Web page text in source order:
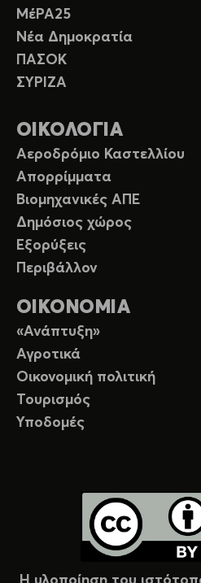
ΜέΡΑ25
Νέα Δημοκρατία
ΠΑΣΟΚ
ΣΥΡΙΖΑ
ΟΙΚΟΛΟΓΙΑ
Αεροδρόμιο Καστελλίου
Απορρίμματα
Βιομηχανικές ΑΠΕ
Δημόσιος χώρος
Εξορύξεις
Περιβάλλον
ΟΙΚΟΝΟΜΙΑ
«Ανάπτυξη»
Αγροτικά
Οικονομική πολιτική
Τουρισμός
Υποδομές